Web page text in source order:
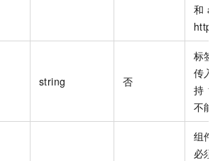
和
string 否
标签
传入
持
不能
组件
必须